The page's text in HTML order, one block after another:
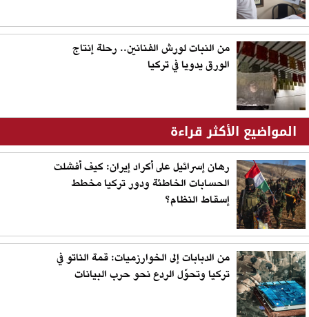
من النبات لورش الفنانين.. رحلة إنتاج
الورق يدويا في تركيا
المواضيع الأكثر قراءة
رهان إسرائيل على أكراد إيران: كيف أفشلت
الحسابات الخاطئة ودور تركيا مخطط
إسقاط النظام؟
من الدبابات إلى الخوارزميات: قمة الناتو في
تركيا وتحوّل الردع نحو حرب البيانات